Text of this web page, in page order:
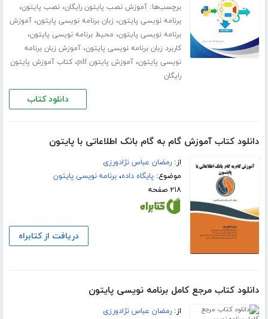
برچسب‌ها:آموزش نصب پایتون رایگان،نصب پایتون،
برنامه نویسی پایتون، زبان برنامه نویسی پایتون،آموزش
برنامه نویسی پایتون، محیط برنامه نویسی پایتون،
کاربرد زبان برنامه نویسی پایتون،آموزش زبان برنامه
نویسی پایتون،آموزش پایتون pdf ،کتاب آموزش پایتون
رایگان
دانلود کتاب
دانلود کتاب آموزش گام به گام بانک اطلاعاتی با پایتون
از:رمضان عباس نژادورزی
موضوع:پایگاه داده،برنامه نویسی پایتون
۲۱۸ صفحه
دریافت از کتابراه
دانلود کتاب مرجع کامل برنامه ‌نویسی پایتون
از:رمضان عباس نژادورزی